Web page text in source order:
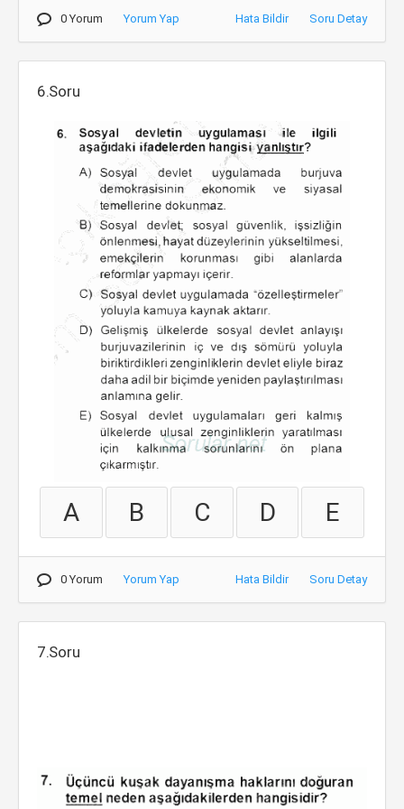
0 Yorum Yorum Yap Hata Bildir Soru Detay
6.Soru
A B C D E
0 Yorum Yorum Yap Hata Bildir Soru Detay
7.Soru